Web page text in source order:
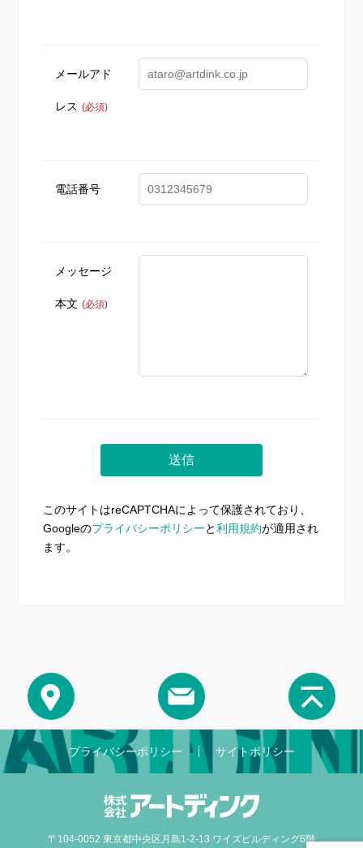
メールアド
レス (必須)
電話番号
メッセージ
本文 (必須)
このサイトはreCAPTCHAによって保護されており、
Googleのプライバシーポリシーと利用規約が適用され
ます。
〒104-0052 東京都中央区月島1-2-13 ワイズビルディング6階
プライバシーポリシー サイトポリシー